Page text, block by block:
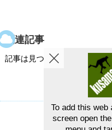
関連記事
記事は見つかりませんでした。
草野球グラウンドマ
To add this web
screen open